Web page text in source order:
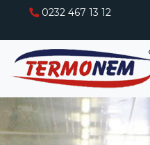
0232 467 13 12